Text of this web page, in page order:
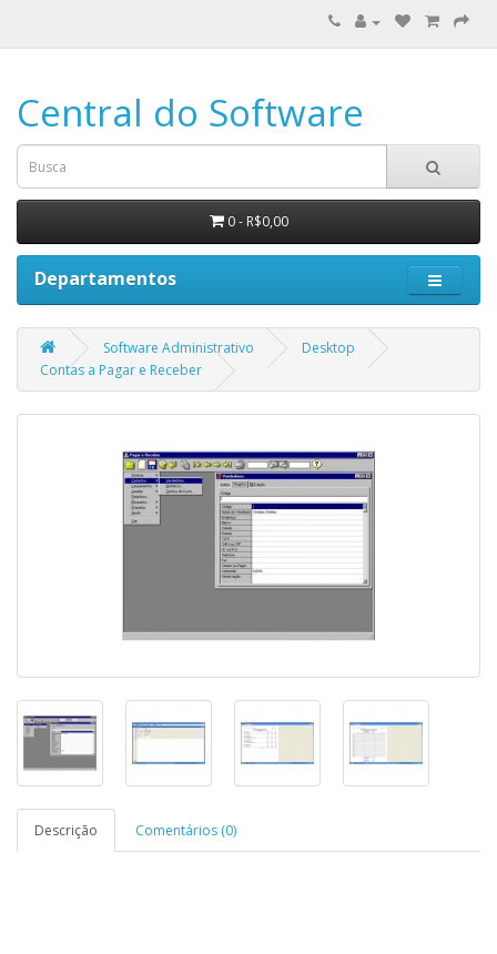
Central do Software
0 - R$0,00
Departamentos
Software Administrativo
Desktop
Contas a Pagar e Receber
Descrição Comentários (0)